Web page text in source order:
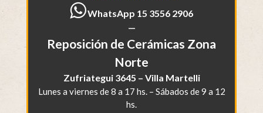
WhatsApp 15 3556 2906
—
Reposición de Cerámicas Zona
Norte
Zufriategui 3645 – Villa Martelli
Lunes a viernes de 8 a 17 hs. – Sábados de 9 a 12
hs.